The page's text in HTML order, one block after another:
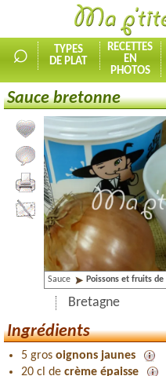
⌕
TYPES
DE PLAT
RECETTES
EN
PHOTOS
Sauce bretonne
Ajouter la recette à mes
Commenter, noter la
Imprimer la recette
Partager cette
Sauce Poissons et fruits
Bretagne
Ingrédients
5 gros oignons jaunes
20 cl de crème épaisse